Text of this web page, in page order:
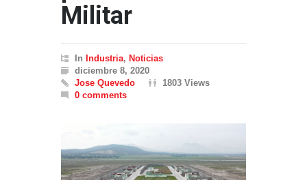
Militar
In Industria, Noticias
diciembre 8, 2020
Jose Quevedo
1803 Views
0 comments